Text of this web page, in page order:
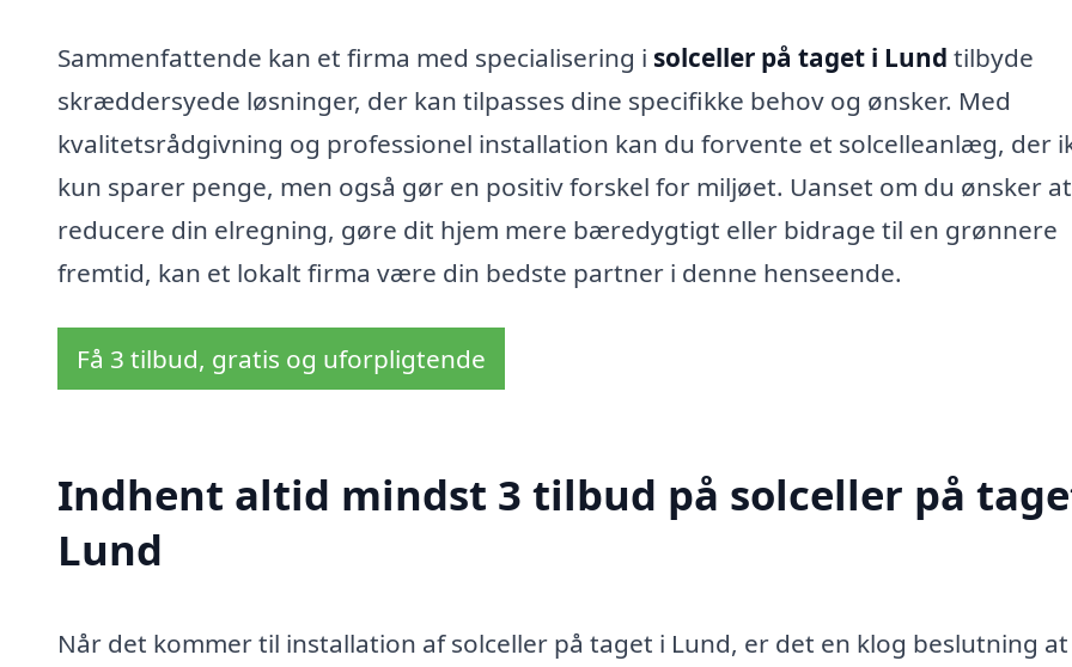
Sammenfattende kan et firma med specialisering i solceller på taget i Lund tilbyde
skræddersyede løsninger, der kan tilpasses dine specifikke behov og ønsker. Med
kvalitetsrådgivning og professionel installation kan du forvente et solcelleanlæg, der
kun sparer penge, men også gør en positiv forskel for miljøet. Uanset om du ønsker at
reducere din elregning, gøre dit hjem mere bæredygtigt eller bidrage til en grønnere
fremtid, kan et lokalt firma være din bedste partner i denne henseende.
Få 3 tilbud, gratis og uforpligtende
Indhent altid mindst 3 tilbud på solceller på
Lund
Når det kommer til installation af solceller på taget i Lund, er det en klog beslutning at